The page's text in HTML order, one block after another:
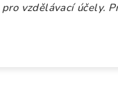
vzdělávací účely.